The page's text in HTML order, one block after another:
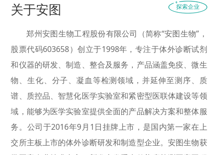
关于安图 探索企业
郑州安图生物工程股份有限公司（简称“安图生物”，
股票代码603658）创立于1998年，专注于体外诊断试剂
和仪器的研发、制造、整合及服务，产品涵盖免疫、微生
物、生化、分子、凝血等检测领域，并延伸至测序、质
谱、质控品、智慧化医学实验室和紧密型医联体建设等领
域，能够为医学实验室提供全面的产品解决方案和整体服
务。公司于2016年9月1日挂牌上市，是国内第一家在上
交所主板上市的体外诊断研发和制造型企业。安图生物获